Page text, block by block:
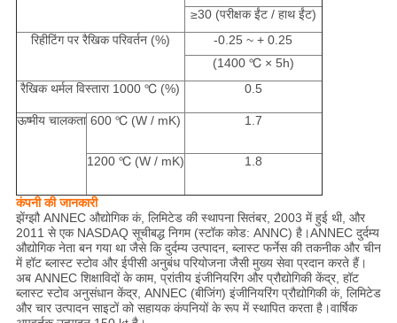
≥30 (परीक्षक ईंट / हाथ ईंट)
रिहीटिंग पर रैखिक परिवर्तन (%)
-0.25 ~ + 0.25
(1400 ℃ × 5h)
रैखिक थर्मल विस्तारा 1000 ℃ (%)
0.5
ऊष्मीय चालकता 600 ℃ (W / mK) 1.7
1200 ℃ (W / mK) 1.8
कंपनी की जानकारी
झेंग्झौ ANNEC औद्योगिक कं, लिमिटेड की स्थापना सितंबर, 2003 में हुई थी, और
2011 से एक NASDAQ सूचीबद्ध निगम (स्टॉक कोड: ANNC) है।ANNEC दुर्दम्य
औद्योगिक नेता बन गया था जैसे कि दुर्दम्य उत्पादन, ब्लास्ट फर्नेस की तकनीक और चीन
में हॉट ब्लास्ट स्टोव और ईपीसी अनुबंध परियोजना जैसी मुख्य सेवा प्रदान करते हैं।
अब ANNEC शिक्षाविदों के काम, प्रांतीय इंजीनियरिंग और प्रौद्योगिकी केंद्र, हॉट
ब्लास्ट स्टोव अनुसंधान केंद्र, ANNEC (बीजिंग) इंजीनियरिंग प्रौद्योगिकी कं, लिमिटेड
और चार उत्पादन साइटों को सहायक कंपनियों के रूप में स्थापित करता है।वार्षिक